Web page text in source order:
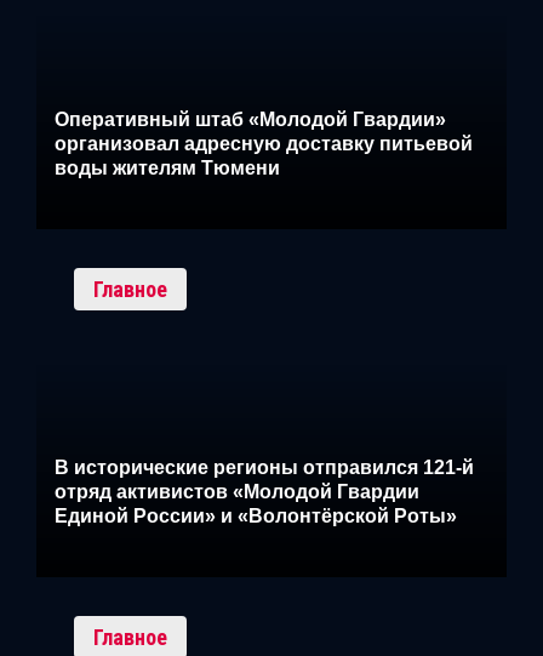
Оперативный штаб «Молодой Гвардии»
организовал адресную доставку питьевой
воды жителям Тюмени
Главное
В исторические регионы отправился 121-й
отряд активистов «Молодой Гвардии
Единой России» и «Волонтёрской Роты»
Главное